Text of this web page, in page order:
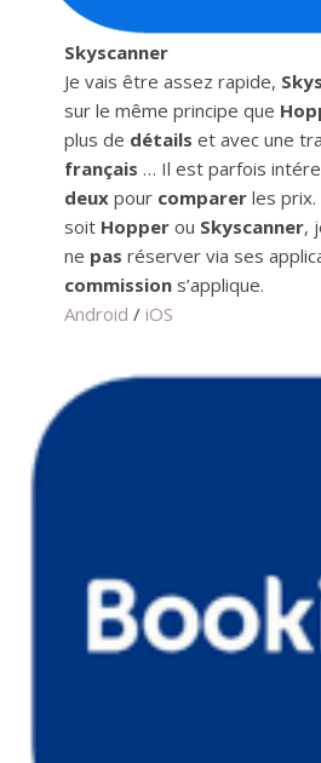
Skyscanner
Je vais être assez rapide,
sur le même principe que
plus de détails et avec une
français … Il est parfois
deux pour comparer les
soit Hopper ou Skyscanner,
ne pas réserver via ses
commission s’applique.
Android / iOS